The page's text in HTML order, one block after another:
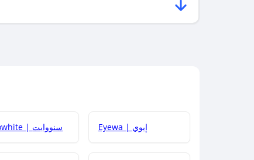
Snowhite | سنووايت Eyewa | إيوي